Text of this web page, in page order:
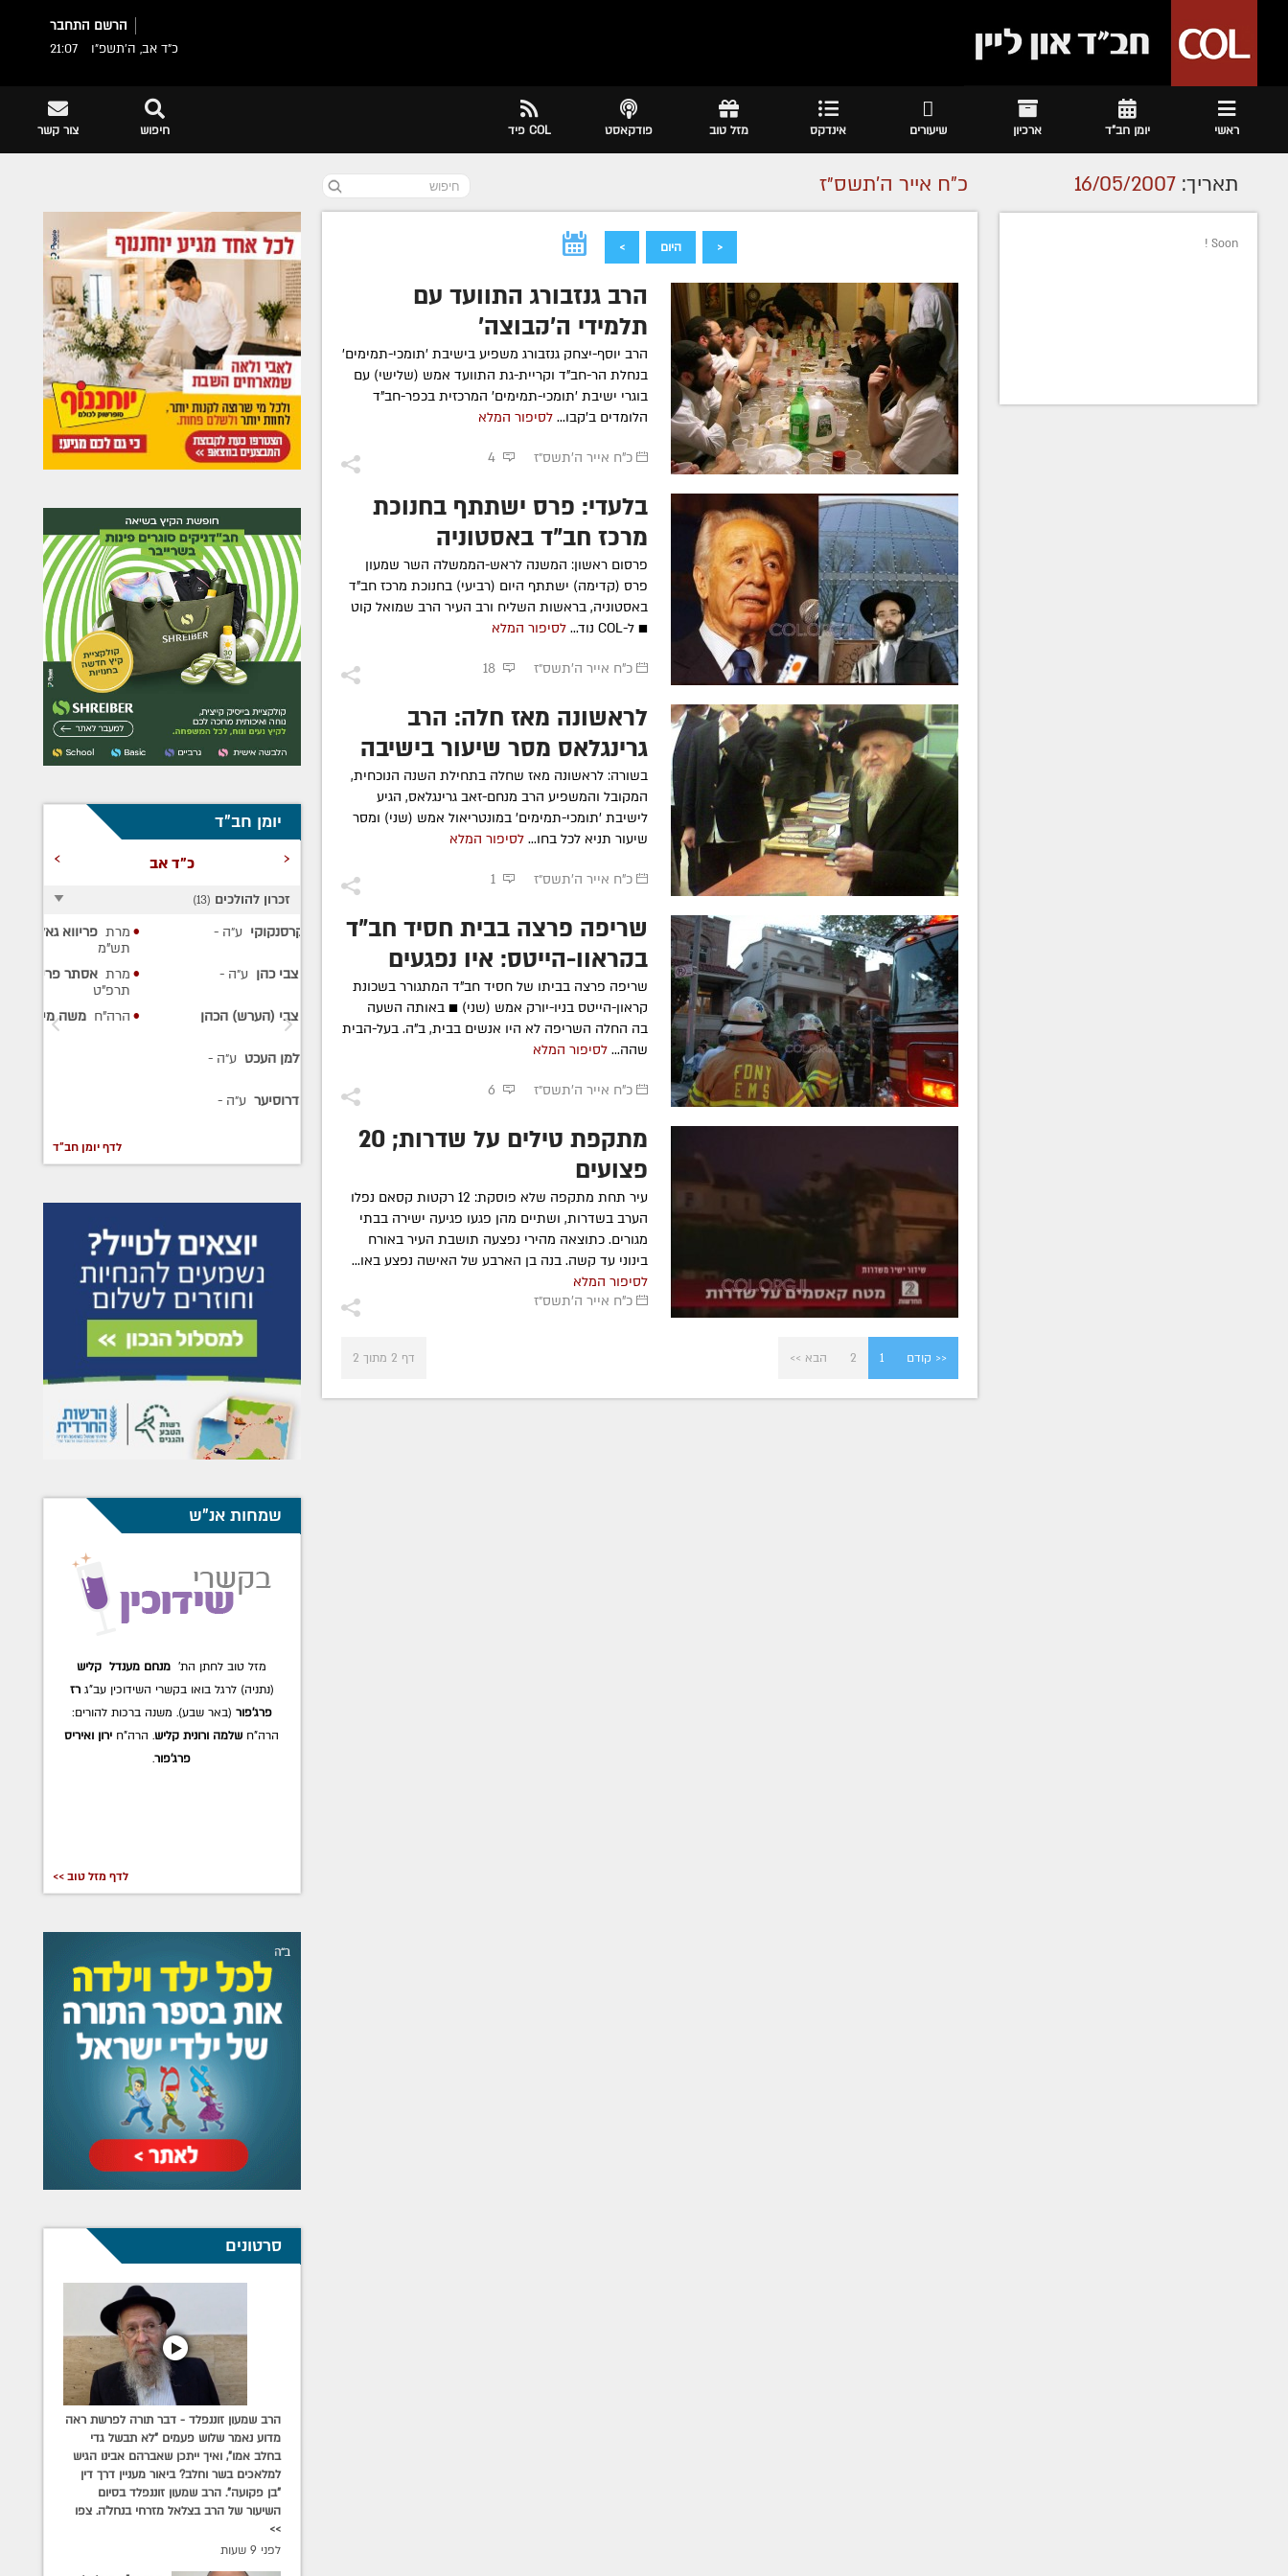
הרשם התחבר
כ"ד אב, ה׳תשפ״ו
21:07
ראשי יומן חב"ד ארכיון שיעורים אינדקס מזל טוב פודקאסט COL פיד צור קשר חיפוש
תאריך: 16/05/2007
Soon !
כ"ח אייר ה׳תשס״ז
< היום >
הרב גנזבורג התוועד עם
תלמידי ה'קבוצה'
הרב יוסף-יצחק גנזבורג משפיע בישיבת 'תומכי-תמימים'
בנחלת הר-חב"ד וקריית-גת התוועד אמש (שלישי) עם
בוגרי ישיבת 'תומכי-תמימים' המרכזית בכפר-חב"ד
הלומדים ב'קבו... לסיפור המלא
כ"ח אייר ה׳תשס״ז 4
בלעדי: פרס ישתתף בחנוכת
מרכז חב"ד באסטוניה
פרסום ראשון: המשנה לראש-הממשלה השר שמעון
פרס (קדימה) ישתתף היום (רביעי) בחנוכת מרכז חב"ד
באסטוניה, בראשות השליח ורב העיר הרב שמואל קוט
■ ל-COL נוד...
לסיפור המלא
כ"ח אייר ה׳תשס״ז 18
לראשונה מאז חלה: הרב
גרינגלאס מסר שיעור בישיבה
בשורה: לראשונה מאז שחלה בתחילת השנה הנוכחית,
המקובל והמשפיע הרב מנחם-זאב גרינגלאס, הגיע
לישיבת 'תומכי-תמימים' במונטריאול אמש (שני) ומסר
שיעור תניא לכל בחו... לסיפור המלא
כ"ח אייר ה׳תשס״ז 1
שריפה פרצה בבית חסיד חב"ד
בקראון-הייטס; אין נפגעים
שריפה פרצה בביתו של חסיד חב"ד המתגורר בשכונת
קראון-הייטס בניו-יורק אמש (שני) ■ באותה השעה
בה החלה השריפה לא היו אנשים בבית, ב"ה. בעל-הבית
שהה... לסיפור המלא
כ"ח אייר ה׳תשס״ז 6
מתקפת טילים על שדרות; 20
פצועים
עיר תחת מתקפה שלא פוסקת: 12 רקטות קסאם נפלו
הערב בשדרות, ושתיים מהן פגעו פגיעה ישירה בבתי
מגורים. כתוצאה מהירי נפצעה תושבת העיר באורח
בינוני עד קשה. בנה בן הארבע של האישה נפצע באו...
לסיפור המלא
כ"ח אייר ה׳תשס״ז
דף 2 מתוך 2 << קודם 1
2 הבא >>
יומן חב"ד
‹
› כ"ד אב
זכרון להולכים (
13
)
פריווא גאלדשטיין ע״ה-
אסתר פרידה חיימסון ע״ה-
משה מייזליש ע״ה- תר"ט
ר' בני בן עמי ע״ה- תשע"ז
הרה"ח
חיים יונה צ'רנוחוב ע״ה-
תשע"א
הרה"ח אברהם כ"ץ (אברמוביץ)
ע״ה- תשס"ג
הרה"ח אלכסנדר גוטמן
תשס"ב
הרה"ח
כתריאל חיים אליעזרוב ע״ה
- תשס"א
הרה"ח מיכאל קרסנקוקי ע״ה
תשנ"ה
הרה"ח אברהם צבי (הערש) הכהן
ע״ה- תשנ"ה
הרה"ח
ע״ה-
מרת פריווא גאלדשטיין ע״ה
מרת אסתר פרידה חיימסון ע״ה-
הרה"ח משה מייזליש ע״ה- תר"ט
לדף יומן חב"ד
שמחות אנ"ש
מזל טוב לחתן הת'שלמה בייטמןלרגל בואו
בקשרי השידוכין עב"גחנה עטל דערקאטש.
משנה ברכות להורים: הרה"חדובער ונחמה
בייטמן. הרה"חברוך ואורה דערקאטש.
לדף מזל טוב >>
סרטונים
הרב שמעון זוננפלד - דבר תורה לפרשת ראה
מדוע נאמר שלוש פעמים "לא תבשל גדי
בחלב אמו", ואיך ייתכן שאברהם אבינו הגיש
למלאכים בשר וחלב? ביאור מעניין דרך דין
"בן פקועה". הרב שמעון זוננפלד בסיום
השיעור של הרב בצלאל מזרחי בנחל'ה. צפו
>>
לפני 9 שעות